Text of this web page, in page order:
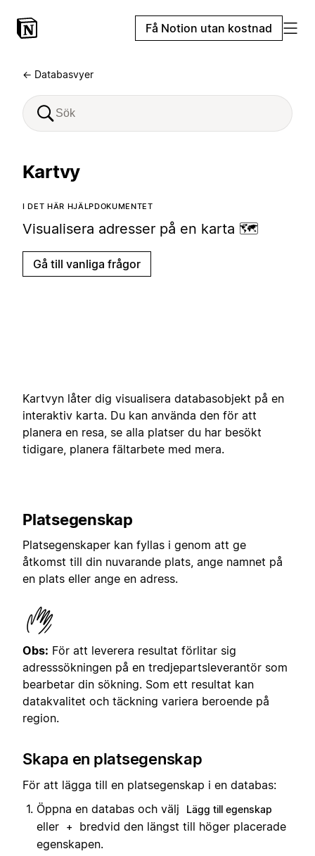
Få Notion utan kostnad
← Databasvyer
Kartvy
I DET HÄR HJÄLPDOKUMENTET
Visualisera adresser på en karta 🗺️
Gå till vanliga frågor
Kartvyn låter dig visualisera databasobjekt på en
interaktiv karta. Du kan använda den för att
planera en resa, se alla platser du har besökt
tidigare, planera fältarbete med mera.
Platsegenskap
Platsegenskaper kan fyllas i genom att ge
åtkomst till din nuvarande plats, ange namnet på
en plats eller ange en adress.
Obs: För att leverera resultat förlitar sig
adresssökningen på en tredjepartsleverantör som
bearbetar din sökning. Som ett resultat kan
datakvalitet och täckning variera beroende på
region.
Skapa en platsegenskap
För att lägga till en platsegenskap i en databas:
Öppna en databas och välj
Lägg till egenskap
eller +
bredvid den längst till höger placerade
egenskapen.